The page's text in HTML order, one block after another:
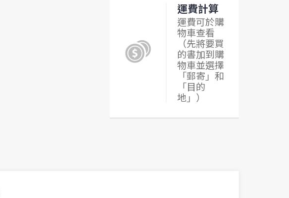
運費計算
運費可於購
物車查看
（先將要買
的書加到購
物車並選擇
「郵寄」和
「目的
地」）